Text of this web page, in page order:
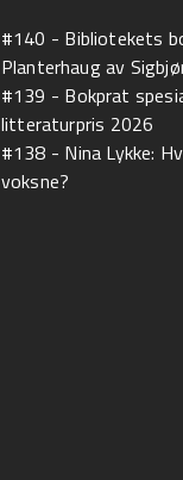
#140 - Bibliotekets
Planterhaug av
#139 - Bokprat
litteraturpris 2026
#138 - Nina Lykke:
voksne?